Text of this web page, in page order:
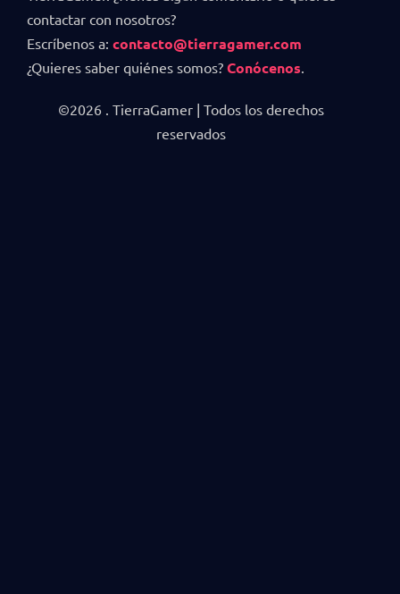
contactar con nosotros?
Escríbenos a: contacto@tierragamer.com
¿Quieres saber quiénes somos? Conócenos
©2026 . TierraGamer | Todos los derechos
reservados